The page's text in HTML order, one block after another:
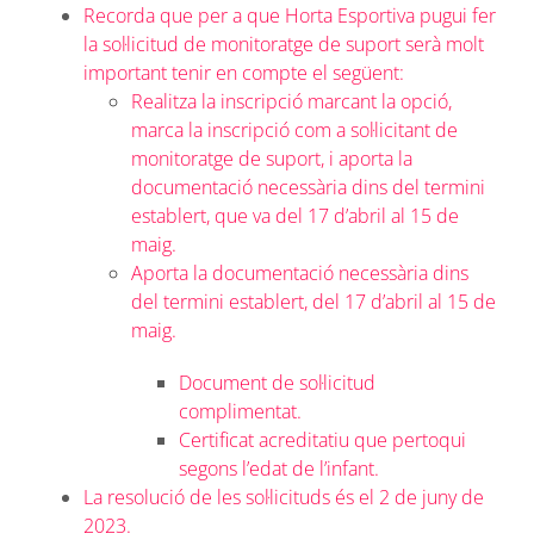
Recorda que per a que Horta Esportiva pugui fer
la sol·licitud de monitoratge de suport serà molt
important tenir en compte el següent:
Realitza la inscripció marcant la opció,
marca la inscripció com a sol·licitant de
monitoratge de suport, i aporta la
documentació necessària dins del termini
establert, que va del 17 d’abril al 15 de
maig.
Aporta la documentació necessària dins
del termini establert, del 17 d’abril al 15 de
maig.
Document de sol·licitud
complimentat.
Certificat acreditatiu que pertoqui
segons l’edat de l’infant.
La resolució de les sol·licituds és el 2 de juny de
2023.